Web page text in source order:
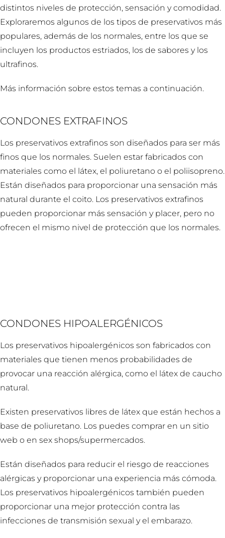
distintos niveles de protección, sensación y comodidad.
Exploraremos algunos de los tipos de preservativos más
populares, además de los normales, entre los que se
incluyen los productos estriados, los de sabores y los
ultrafinos.
Más información sobre estos temas a continuación.
CONDONES EXTRAFINOS
Los preservativos extrafinos son diseñados para ser más
finos que los normales. Suelen estar fabricados con
materiales como el látex, el poliuretano o el poliisopreno.
Están diseñados para proporcionar una sensación más
natural durante el coito. Los preservativos extrafinos
pueden proporcionar más sensación y placer, pero no
ofrecen el mismo nivel de protección que los normales.
CONDONES HIPOALERGÉNICOS
Los preservativos hipoalergénicos son fabricados con
materiales que tienen menos probabilidades de
provocar una reacción alérgica, como el látex de caucho
natural.
Existen preservativos libres de látex que están hechos a
base de poliuretano. Los puedes comprar en un sitio
web o en sex shops/supermercados.
Están diseñados para reducir el riesgo de reacciones
alérgicas y proporcionar una experiencia más cómoda.
Los preservativos hipoalergénicos también pueden
proporcionar una mejor protección contra las
infecciones de transmisión sexual y el embarazo.